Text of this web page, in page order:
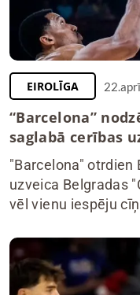
EIROLĪGA
“Barcelona”
saglabā cerības
"Barcelona" otrdien
uzveica Belgradas
vēl vienu iespēju